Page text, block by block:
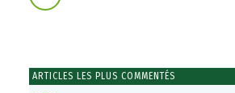
ARTICLES LES PLUS COMMENTÉS